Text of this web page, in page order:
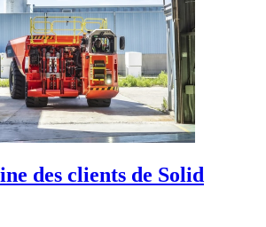
des clients de Solid